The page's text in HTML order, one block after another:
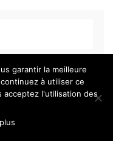
garantir la meilleure
à utiliser ce
acceptez l'utilisation des